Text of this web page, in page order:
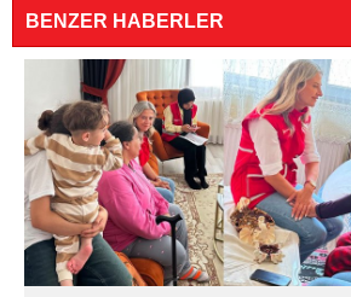
BENZER HABERLER